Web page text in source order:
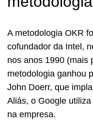
A metodologia OKR
cofundador da Intel,
nos anos 1990 (mais
metodologia ganhou
John Doerr, que
Aliás, o Google
na empresa.